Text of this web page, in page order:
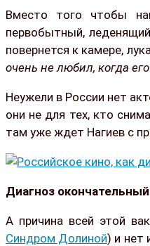
Вместо того чтобы
первобытный,
повернется к камере,
очень не любил, когда
Неужели в России нет
они не для тех, кто
там уже ждет Нагиев с
Диагноз
А причина всей этой
Синдром Долиной) и нет